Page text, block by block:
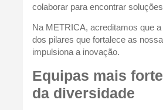
colaborar para encontrar
Na METRICA, acreditamos que
dos pilares que fortalece as
impulsiona a inovação.
Equipas mais
da diversidade